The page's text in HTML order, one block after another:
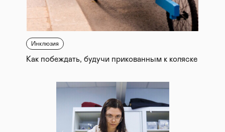
Инклюзия
Как побеждать, будучи прикованным к коляске